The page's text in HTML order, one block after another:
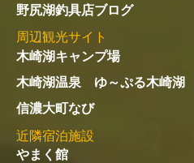
野尻湖釣具店ブログ
周辺観光サイト
木崎湖キャンプ場
木崎湖温泉 ゆ～ぷる木崎湖
信濃大町なび
近隣宿泊施設
やまく館